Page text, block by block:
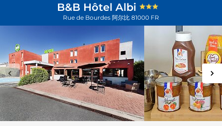
B&B Hôtel Albi
Rue de Bourdes 阿尔比 81000 FR